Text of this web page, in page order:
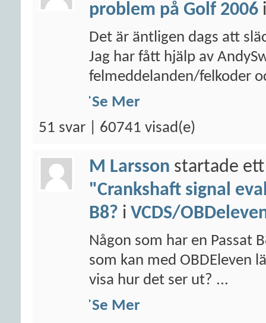
problem på Golf 2006
Det är äntligen dags att
Jag har fått hjälp av
felmeddelanden/felkoder
Se Mer
51 svar | 60741 visad(e)
M Larsson startade
"Crankshaft signal
B8? i VCDS/
Någon som har en Passat
som kan med OBDEleven
visa hur det ser ut? ...
Se Mer